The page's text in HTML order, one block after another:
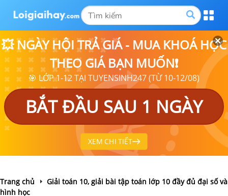
💥 NGÀY HỘI TRẢ GIÁ - MUA KHOÁ HỌC
THEO GIÁ BẠN MUỐN❗
🎯 LỚP 1-12 TẠI TUYENSINH247 (TỪ 10-12/08)
BẮT ĐẦU SAU 1 NGÀY
XEM CHI TIẾT
Trang chủ
Giải toán 10, giải bài tập toán lớp 10 đầy đủ đại số và
hình học